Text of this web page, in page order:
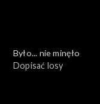
Było... nie minęło
Dopisać losy